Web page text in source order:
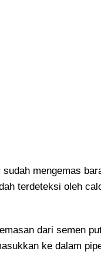
mengemas
terdeteksi oleh
dari semen
ke dalam